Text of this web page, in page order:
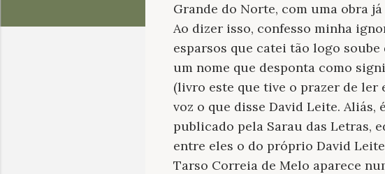
Grande do Norte, com uma obra
Ao dizer isso, confesso minha
esparsos que catei tão logo
um nome que desponta como
(livro este que tive o prazer de
voz o que disse David Leite.
publicado pela Sarau das Letras,
entre eles o do próprio David
Tarso Correia de Melo aparece